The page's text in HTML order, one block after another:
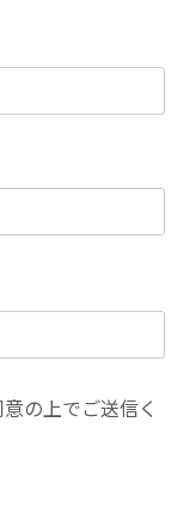
意の上でご送信く